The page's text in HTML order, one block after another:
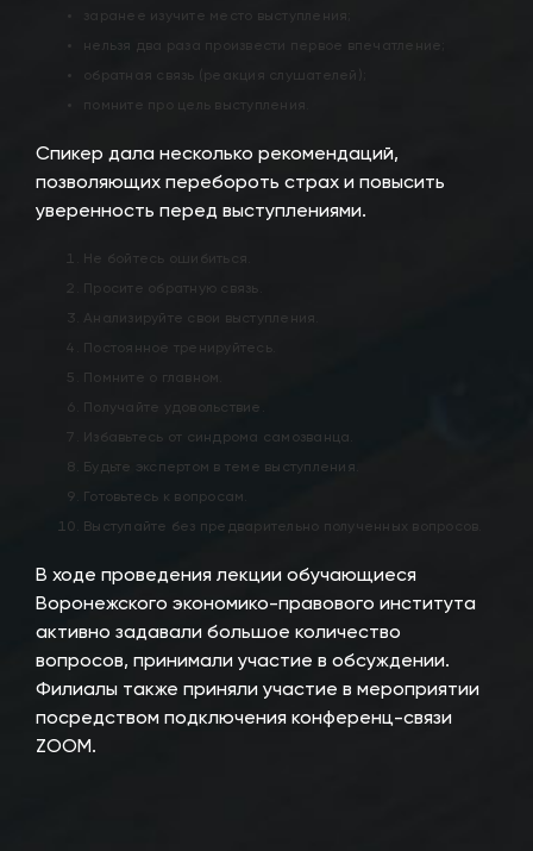
заранее изучите место выступления;
нельзя два раза произвести первое впечатление;
обратная связь (реакция слушателей);
помните про цель выступления.
Спикер дала несколько рекомендаций,
позволяющих перебороть страх и повысить
уверенность перед выступлениями.
Не бойтесь ошибиться.
Просите обратную связь.
Анализируйте свои выступления.
Постоянное тренируйтесь.
Помните о главном.
Получайте удовольствие.
Избавьтесь от синдрома самозванца.
Будьте экспертом в теме выступления.
Готовьтесь к вопросам.
Выступайте без предварительно полученных вопросов.
В ходе проведения лекции обучающиеся
Воронежского экономико-правового института
активно задавали большое количество
вопросов, принимали участие в обсуждении.
Филиалы также приняли участие в мероприятии
посредством подключения конференц-связи
ZOOM.